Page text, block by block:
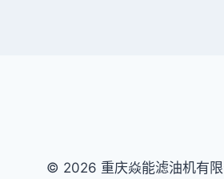
© 2026 重庆焱能滤油机有限